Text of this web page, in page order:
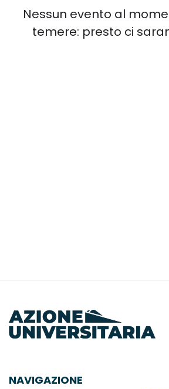
Nessun evento al
temere: presto ci
NAVIGAZIONE